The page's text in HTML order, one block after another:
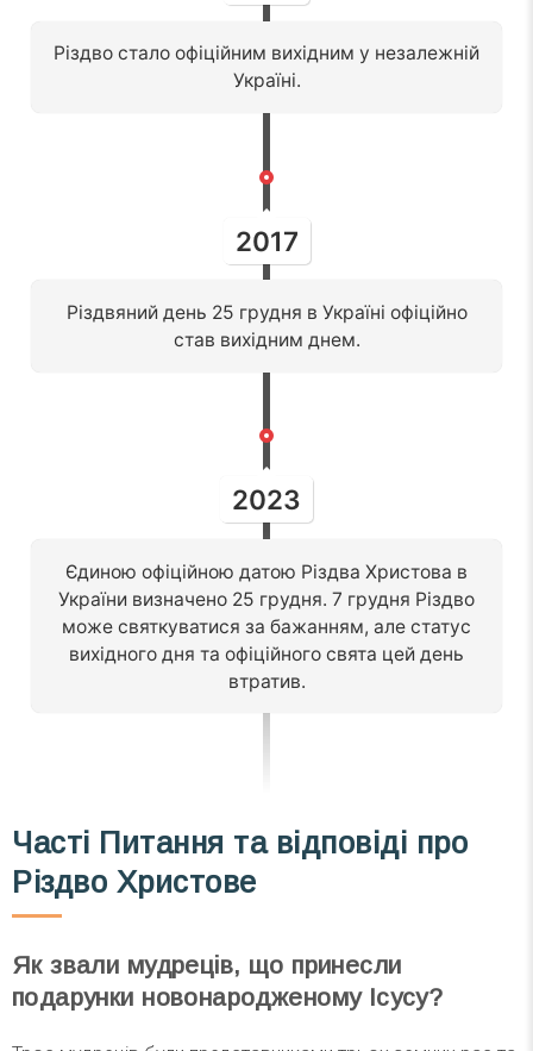
Різдво стало офіційним вихідним у незалежній
Україні.
2017
Різдвяний день 25 грудня в Україні офіційно
став вихідним днем.
2023
Єдиною офіційною датою Різдва Христова в
України визначено 25 грудня. 7 грудня Різдво
може святкуватися за бажанням, але статус
вихідного дня та офіційного свята цей день
втратив.
Часті Питання та відповіді про
Різдво Христове
Як звали мудреців, що принесли
подарунки новонародженому Ісусу?